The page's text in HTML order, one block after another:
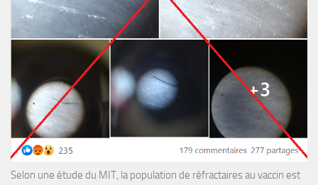
Selon une étude du MIT, la population de réfractaires au vaccin est